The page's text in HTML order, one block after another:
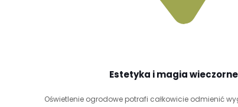
Estetyka i magia
Oświetlenie ogrodowe potrafi całkowicie odmienić